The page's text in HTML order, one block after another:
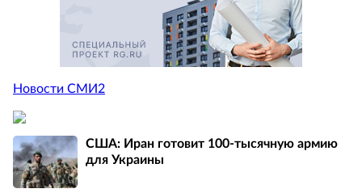
Новости СМИ2
США: Иран готовит 100-тысячную армию
для Украины